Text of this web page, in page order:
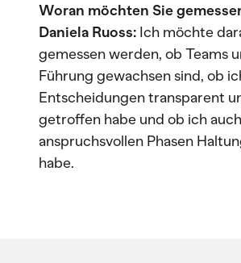
Woran möchten Sie
Daniela Ruoss: Ich möchte
gemessen werden, ob Teams
Führung gewachsen sind, ob
Entscheidungen transparent
getroffen habe und ob ich
anspruchsvollen Phasen
habe.